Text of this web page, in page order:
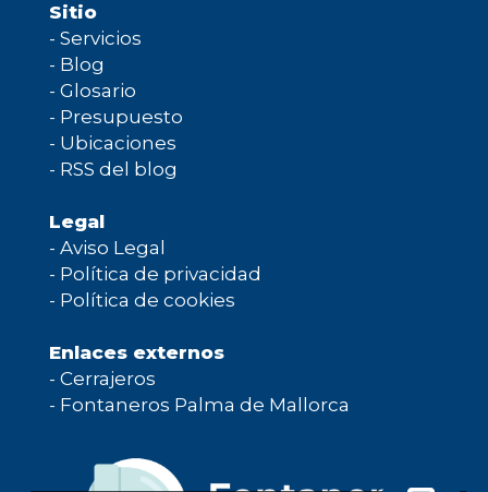
Sitio
- Servicios
- Blog
- Glosario
- Presupuesto
- Ubicaciones
- RSS del blog
Legal
- Aviso Legal
- Política de privacidad
- Política de cookies
Enlaces externos
- Cerrajeros
- Fontaneros Palma de Mallorca